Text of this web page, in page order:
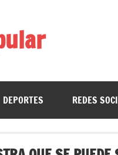
DEPORTES REDES